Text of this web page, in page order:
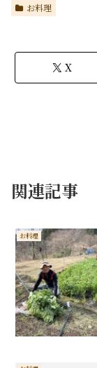
お料理
X
関連記事
お料理